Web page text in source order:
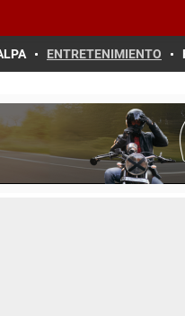
ENTRETENIMIENTO